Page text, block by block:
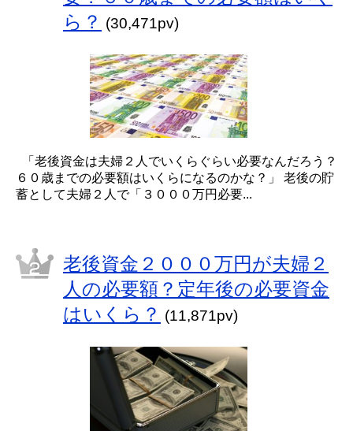
ら？ (30,471pv)
「老後資金は夫婦２人でいくらぐらい必要なんだろう？
６０歳までの必要額はいくらになるのかな？」 老後の貯
蓄として夫婦２人で「３０００万円必要...
老後資金２０００万円が夫婦２
人の必要額？定年後の必要資金
はいくら？ (11,871pv)